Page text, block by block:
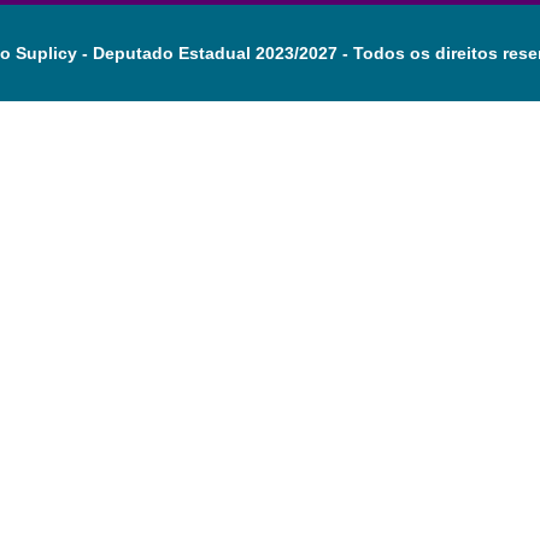
Suplicy - Deputado Estadual 2023/2027 - Todos os direitos